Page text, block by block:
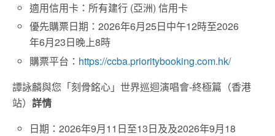
適用信用卡：所有建行 (亞洲) 信用卡
優先購票日期：2026年6月25日中午12時至2026
年6月23日晚上8時
購票平台： https://ccba.prioritybooking.com.hk/
譚詠麟與您「刻骨銘心」世界巡迴演唱會-終極篇（香港
站） 詳情
日期：2026年9月11日至13日及及2026年9月18